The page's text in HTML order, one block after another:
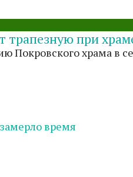
трапезную при
Покровского храма в